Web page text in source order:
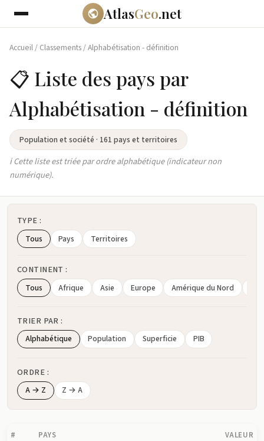
AtlasGeo.net
Accueil/ Classements/Alphabétisation - définition
📋 Liste des pays par
Alphabétisation - définition
Population et société · 161 pays et territoires
ℹ️ Cette liste est triée par ordre alphabétique (indicateur non
numérique).
TYPE :
Tous Pays Territoires
CONTINENT :
Tous Afrique Asie Europe Amérique du Nord
TRIER PAR :
Alphabétique Population Superficie PIB
ORDRE :
A → Z Z → A
# PAYS VALEUR